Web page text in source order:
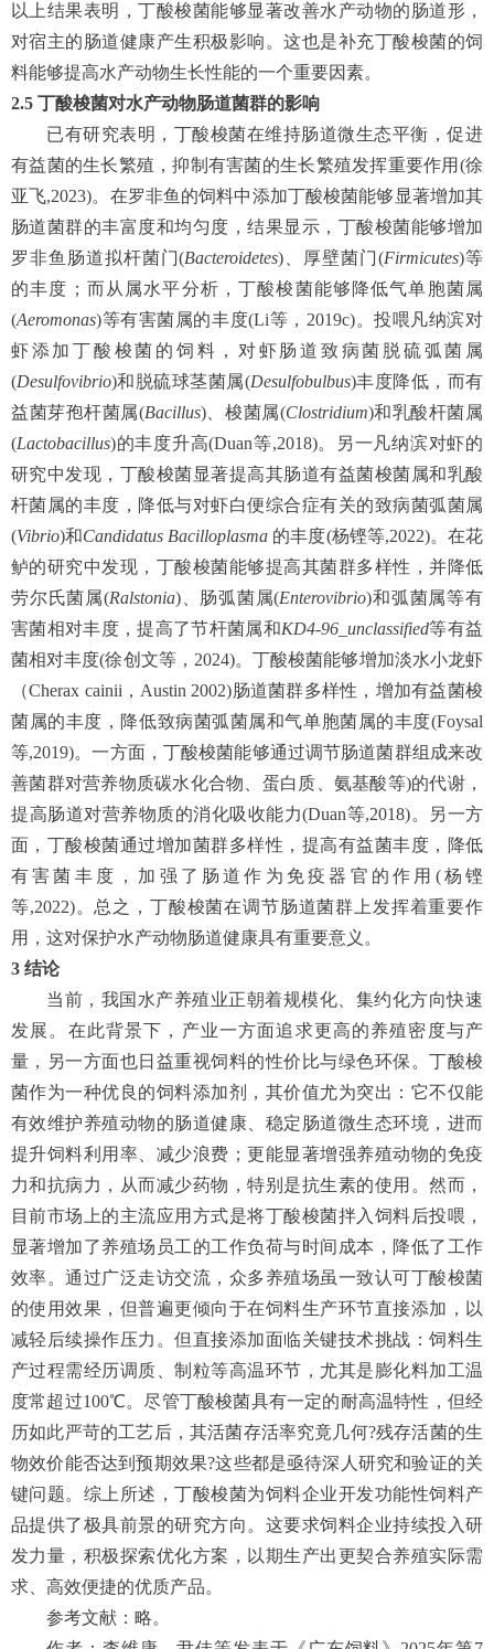
以上结果表明，丁酸梭菌能够显著改善水产动物的肠道形，
对宿主的肠道健康产生积极影响。这也是补充丁酸梭菌的饲
料能够提高水产动物生长性能的一个重要因素。
2.5 丁酸梭菌对水产动物肠道菌群的影响
已有研究表明，丁酸梭菌在维持肠道微生态平衡，促进
有益菌的生长繁殖，抑制有害菌的生长繁殖发挥重要作用(徐
亚飞,2023)。在罗非鱼的饲料中添加丁酸梭菌能够显著增加其
肠道菌群的丰富度和均匀度，结果显示，丁酸梭菌能够增加
罗非鱼肠道拟杆菌门(Bacteroidetes)、厚壁菌门(Firmicutes)等
的丰度；而从属水平分析，丁酸梭菌能够降低气单胞菌属
(Aeromonas)等有害菌属的丰度(Li等，2019c)。投喂凡纳滨对
虾添加丁酸梭菌的饲料，对虾肠道致病菌脱硫弧菌属
(Desulfovibrio)和脱硫球茎菌属(Desulfobulbus)丰度降低，而有
益菌芽孢杆菌属(Bacillus)、梭菌属(Clostridium)和乳酸杆菌属
(Lactobacillus)的丰度升高(Duan等,2018)。另一凡纳滨对虾的
研究中发现，丁酸梭菌显著提高其肠道有益菌梭菌属和乳酸
杆菌属的丰度，降低与对虾白便综合症有关的致病菌弧菌属
(Vibrio)和Candidatus Bacilloplasma 的丰度(杨铿等,2022)。在花
鲈的研究中发现，丁酸梭菌能够提高其菌群多样性，并降低
劳尔氏菌属(Ralstonia)、肠弧菌属(Enterovibrio)和弧菌属等有
害菌相对丰度，提高了节杆菌属和KD4-96_unclassified等有益
菌相对丰度(徐创文等，2024)。丁酸梭菌能够增加淡水小龙虾
（Cherax cainii，Austin 2002)肠道菌群多样性，增加有益菌梭
菌属的丰度，降低致病菌弧菌属和气单胞菌属的丰度(Foysal
等,2019)。一方面，丁酸梭菌能够通过调节肠道菌群组成来改
善菌群对营养物质碳水化合物、蛋白质、氨基酸等)的代谢，
提高肠道对营养物质的消化吸收能力(Duan等,2018)。另一方
面，丁酸梭菌通过增加菌群多样性，提高有益菌丰度，降低
有害菌丰度，加强了肠道作为免疫器官的作用(杨铿
等,2022)。总之，丁酸梭菌在调节肠道菌群上发挥着重要作
用，这对保护水产动物肠道健康具有重要意义。
3 结论
当前，我国水产养殖业正朝着规模化、集约化方向快速
发展。在此背景下，产业一方面追求更高的养殖密度与产
量，另一方面也日益重视饲料的性价比与绿色环保。丁酸梭
菌作为一种优良的饲料添加剂，其价值尤为突出：它不仅能
有效维护养殖动物的肠道健康、稳定肠道微生态环境，进而
提升饲料利用率、减少浪费；更能显著增强养殖动物的免疫
力和抗病力，从而减少药物，特别是抗生素的使用。然而，
目前市场上的主流应用方式是将丁酸梭菌拌入饲料后投喂，
显著增加了养殖场员工的工作负荷与时间成本，降低了工作
效率。通过广泛走访交流，众多养殖场虽一致认可丁酸梭菌
的使用效果，但普遍更倾向于在饲料生产环节直接添加，以
减轻后续操作压力。但直接添加面临关键技术挑战：饲料生
产过程需经历调质、制粒等高温环节，尤其是膨化料加工温
度常超过100℃。尽管丁酸梭菌具有一定的耐高温特性，但经
历如此严苛的工艺后，其活菌存活率究竟几何?残存活菌的生
物效价能否达到预期效果?这些都是亟待深人研究和验证的关
键问题。综上所述，丁酸梭菌为饲料企业开发功能性饲料产
品提供了极具前景的研究方向。这要求饲料企业持续投入研
发力量，积极探索优化方案，以期生产出更契合养殖实际需
求、高效便捷的优质产品。
参考文献：略。